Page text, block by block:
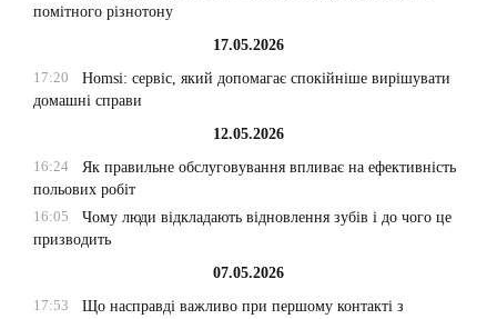
помітного різнотону
17.05.2026
17:20
Homsi: сервіс, який допомагає спокійніше вирішувати
домашні справи
12.05.2026
16:24
Як правильне обслуговування впливає на ефективність
польових робіт
16:05
Чому люди відкладають відновлення зубів і до чого це
призводить
07.05.2026
17:53
Що насправді важливо при першому контакті з